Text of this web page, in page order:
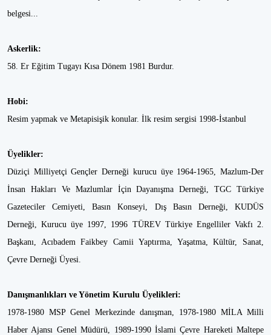
belgesi...
Askerlik:
58. Er Eğitim Tugayı Kısa Dönem 1981 Burdur.
Hobi:
Resim yapmak ve Metapisişik konular. İlk resim sergisi 1998-İstanbul
Üyelikler:
Düziçi Milliyetçi Gençler Derneği kurucu üye 1964-1965, Mazlum-Der
İnsan Hakları Ve Mazlumlar İçin Dayanışma Derneği, TGC Türkiye
Gazeteciler Cemiyeti, Basın Konseyi, Dış Basın Derneği, KUDÜS
Derneği, Kurucu üye 1997, 1996 TÜREV Türkiye Engelliler Vakfı 2.
Başkanı, Acıbadem Faikbey Camii Yaptırma, Yaşatma, Kültür, Sanat,
Çevre Derneği Üyesi.
Danışmanlıkları ve Yönetim Kurulu Üyelikleri:
1978-1980 MSP Genel Merkezinde danışman, 1978-1980 MİLA Milli
Haber Ajansı Genel Müdürü, 1989-1990 İslami Çevre Hareketi Maltepe